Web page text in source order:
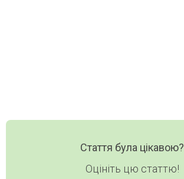
Стаття була цікавою?
Оцініть цю статтю!